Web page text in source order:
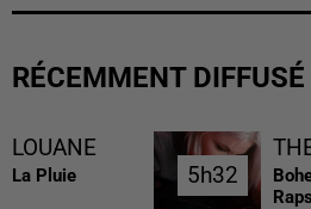
RÉCEMMENT DIFFUSÉ
LOUANE
La Pluie 5h32
5h32